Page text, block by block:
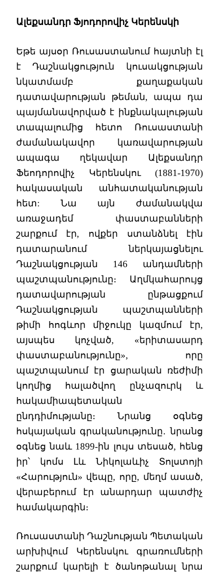
Ալեքսանդր Ֆյոդորովիչ Կերենսկի
Եթե այսօր Ռուսաստանում հայտնի էլ
է Դաշնակցություն կուսակցության
նկատմամբ քաղաքական
դատավարության թեման, ապա դա
պայմանավորված է ինքնակալության
տապալումից հետո Ռուսաստանի
ժամանակավոր կառավարության
ապագա ղեկավար Ալեքսանդր
Ֆեոդորովիչ Կերենսկու (1881-1970)
հակասական անհատականության
հետ: Նա այն ժամանակվա
առաջադեմ փաստաբանների
շարքում էր, ովքեր ստանձնել էին
դատարանում ներկայացնելու
Դաշնակցության 146 անդամների
պաշտպանությունը։ Աղմկահարույց
դատավարության ընթացքում
Դաշնակցության պաշտպանների
թիմի հոգևոր միջուկը կազմում էր,
այսպես կոչված, «երիտասարդ
փաստաբանությունը», որը
պաշտպանում էր ցարական ռեժիմի
կողմից հալածվող ընչազուրկ և
հակամիապետական
ընդդիմությանը։ Նրանց օգնեց
հսկայական գրականությունը․ նրանց
օգնեց նաև 1899-ին լույս տեսած, հենց
իր՝ կոմս Լև Նիկոլաևիչ Տոլստոյի
«Հարություն» վեպը, որը, մեղմ ասած,
վերաբերում էր անարդար պատժիչ
համակարգին։
Ռուսաստանի Դաշնության Պետական
արխիվում Կերենսկու գրառումների
շարքում կարելի է ծանոթանալ նրա